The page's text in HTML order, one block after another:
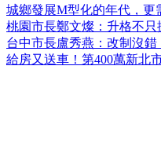
城鄉發展M型化的年代，更
桃園市長鄭文燦：升格不
台中市長盧秀燕：改制沒
給房又送車！第400萬新北